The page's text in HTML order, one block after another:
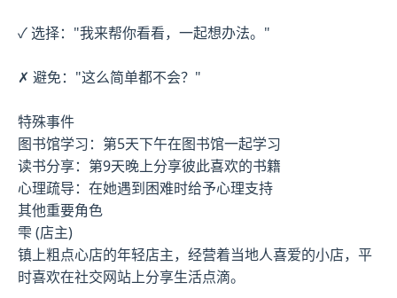
✓ 选择："我来帮你看看，一起想办法。"
✗ 避免："这么简单都不会？"
特殊事件
图书馆学习：第5天下午在图书馆一起学习
读书分享：第9天晚上分享彼此喜欢的书籍
心理疏导：在她遇到困难时给予心理支持
其他重要角色
雫 (店主)
镇上粗点心店的年轻店主，经营着当地人喜爱的小店，平
时喜欢在社交网站上分享生活点滴。